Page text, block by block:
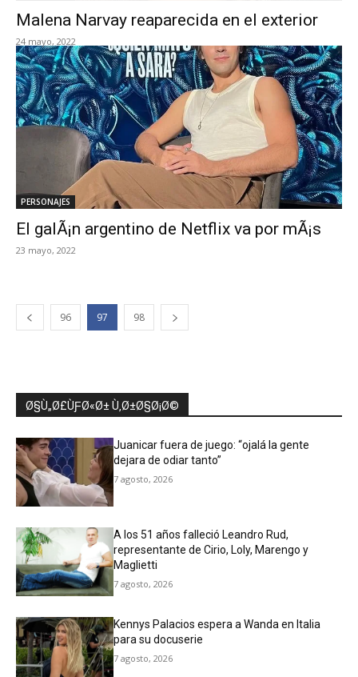
Malena Narvay reaparecida en el exterior
24 mayo, 2022
PERSONAJES
El galÃ¡n argentino de Netflix va por mÃ¡s
23 mayo, 2022
96 97 98
Ø§Ù„Ø£ÙƑØ«Ø± Ù‚Ø±Ø§Ø¡Ø©
Juanicar fuera de juego: “ojalá la gente
dejara de odiar tanto”
7 agosto, 2026
A los 51 años falleció Leandro Rud,
representante de Cirio, Loly, Marengo y
Maglietti
7 agosto, 2026
Kennys Palacios espera a Wanda en Italia
para su docuserie
7 agosto, 2026